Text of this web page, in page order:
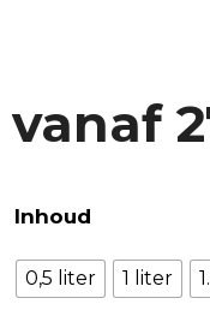
vanaf
Inhoud
0,5 liter 1 liter